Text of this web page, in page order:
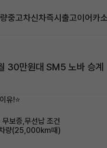
중고차신차즉시출고이어카
30만원대 SM5 노바 승계
유!⭐
보증,무선납 조건
량(25,000km때)